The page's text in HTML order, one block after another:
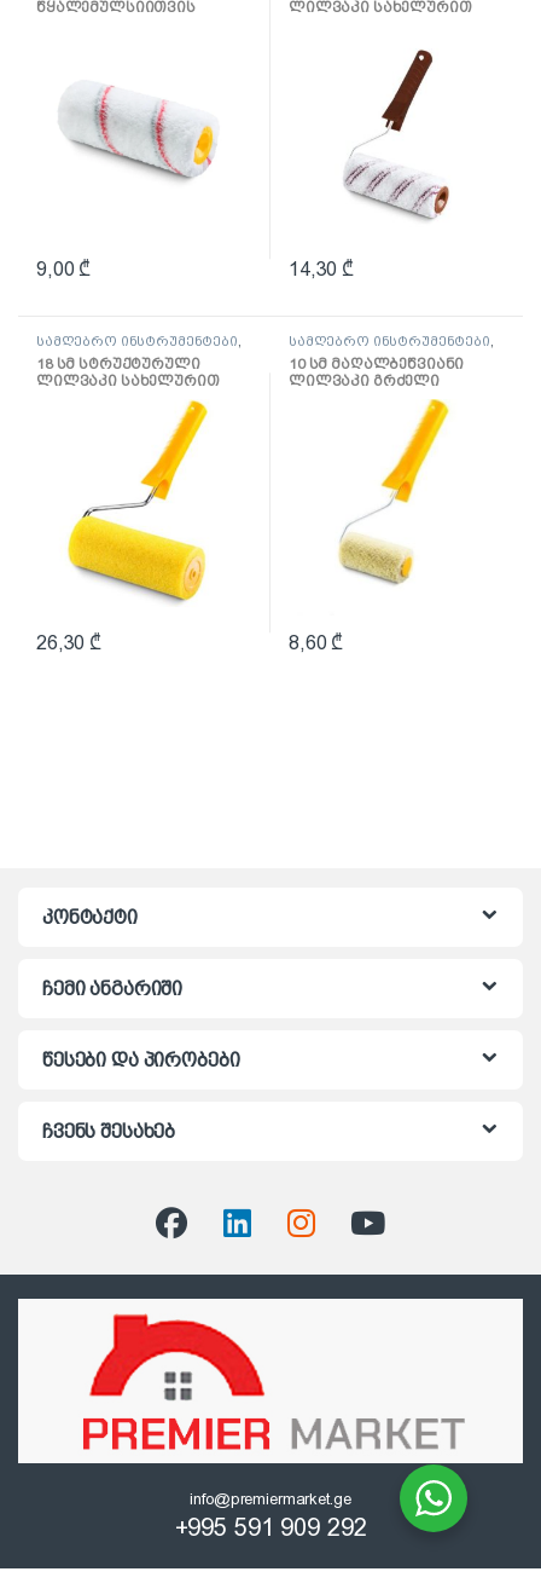
წყალემულსიითვის
9,00 ₾
ლილვაკი სახელურით
14,30 ₾
სამღებრო ინსტრუმენტები
ლილვაკი და აქსესუარები
18 სმ სტრუქტურული
ლილვაკი სახელურით
26,30 ₾
სამღებრო ინსტრუმენტები
ლილვაკი და აქსესუარები
10 სმ მაღალბეწვიანი
ლილვაკი გრძელი
სახელურით Hardex
8,60 ₾
კონტაქტი
ჩემი ანგარიში
წესები და პირობები
ჩვენს შესახებ
info@premiermarket.ge
+995 591 909 292